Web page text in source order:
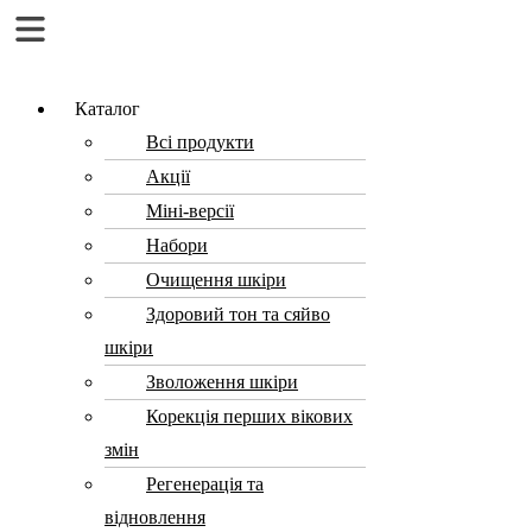
Menu
Каталог
Всі продукти
Акції
Міні-версії
Набори
Очищення шкіри
Здоровий тон та сяйво
шкіри
Зволоження шкіри
Корекція перших вікових
змін
Регенерація та
відновлення